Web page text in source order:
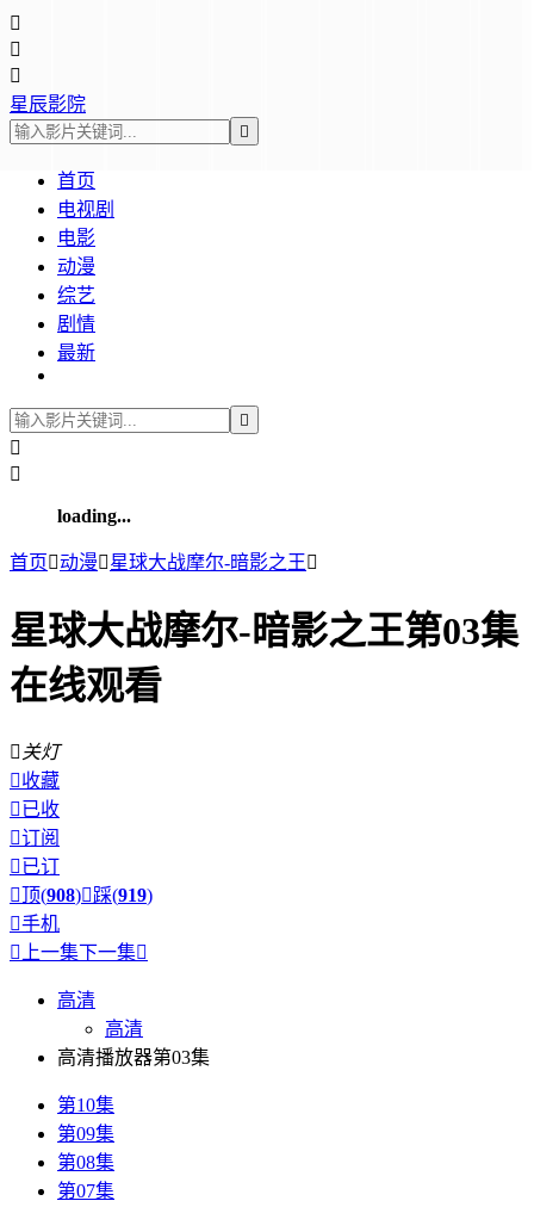



星辰影院

首页
电视剧
电影
动漫
综艺
剧情
最新



loading...
首页动漫星球大战摩尔-暗影之王 
星球大战摩尔-暗影之王第03集
在线观看
 关灯
收藏
已收
订阅
已订
顶(908)踩(919)
手机
 上一集下一集
高清
高清
高清播放器第03集
第10集
第09集
第08集
第07集